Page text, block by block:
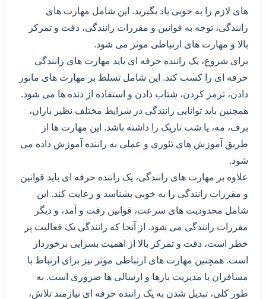
های لازم را به خوبی یاد بگیرید. این شامل مهارت های
رانندگی، توجه به قوانین و مقررات رانندگی، دقت و تمرکز
بالا و مهارت های ارتباطی موثر می شود.
برای شروع، یک راننده حرفه ای باید مهارت های رانندگی
حرفه ای را کسب کند. این شامل تسلط بر مهارت های مانور
دادن، ترمز کردن، شتاب دادن و استفاده از دنده ها می شود.
همچنین باید توانایی رانندگی در شرایط مختلف نظیر باران،
برف، مه، یا شب تاریک را داشته باشد. این مهارت ها از
طریق آموزش های تئوری و عملی به راننده آموزش داده می
شود.
علاوه بر مهارت های رانندگی، یک راننده حرفه ای باید قوانین
و مقررات رانندگی را به خوبی بشناسد و رعایت کند. این
شامل محدودیت های سرعت، قوانین رفت و آمد، و دیگر
مقررات رانندگی می شود. از آنجا که رانندگی یک فعالیت پر
خطر است، دقت و تمرکز بالا از اهمیت بسزایی برخوردار
است. همچنین مهارت های ارتباطی موثر نیز برای ارتباط با
مسافران یا مدیریت بارها و ارسالی ها ضروری است. به
طور کلی، تبدیل شدن به یک راننده حرفه ای نیازمند تلاش،